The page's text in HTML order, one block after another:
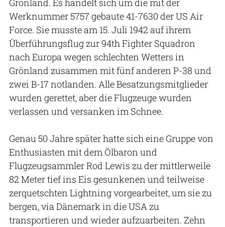
Grönland. Es handelt sich um die mit der
Werknummer 5757 gebaute 41-7630 der US Air
Force. Sie musste am 15. Juli 1942 auf ihrem
Überführungsflug zur 94th Fighter Squadron
nach Europa wegen schlechten Wetters in
Grönland zusammen mit fünf anderen P-38 und
zwei B-17 notlanden. Alle Besatzungsmitglieder
wurden gerettet, aber die Flugzeuge wurden
verlassen und versanken im Schnee.
Genau 50 Jahre später hatte sich eine Gruppe von
Enthusiasten mit dem Ölbaron und
Flugzeugsammler Rod Lewis zu der mittlerweile
82 Meter tief ins Eis gesunkenen und teilweise
zerquetschten Lightning vorgearbeitet, um sie zu
bergen, via Dänemark in die USA zu
transportieren und wieder aufzuarbeiten. Zehn